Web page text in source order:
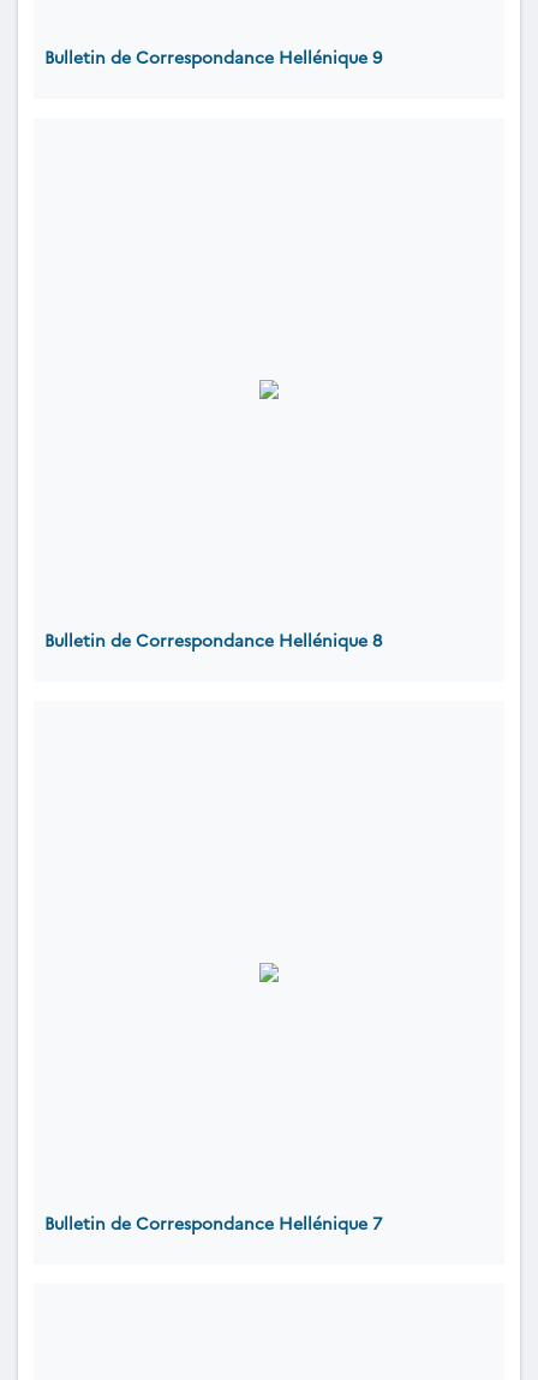
Bulletin de Correspondance Hellénique 9
Bulletin de Correspondance Hellénique 8
Bulletin de Correspondance Hellénique 7